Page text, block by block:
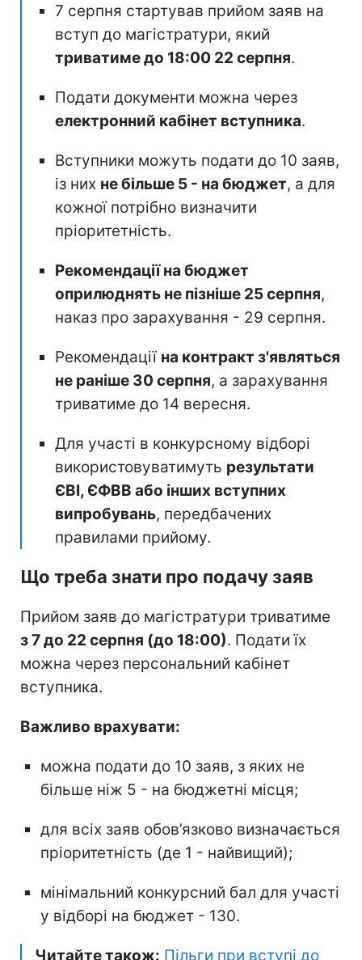
7 серпня стартував прийом заяв на
вступ до магістратури, який
триватиме до 18:00 22 серпня.
Подати документи можна через
електронний кабінет вступника.
Вступники можуть подати до 10 заяв,
із них не більше 5 - на бюджет, а для
кожної потрібно визначити
пріоритетність.
Рекомендації на бюджет
оприлюднять не пізніше 25 серпня,
наказ про зарахування - 29 серпня.
Рекомендації на контракт з'являться
не раніше 30 серпня, а зарахування
триватиме до 14 вересня.
Для участі в конкурсному відборі
використовуватимуть результати
ЄВІ, ЄФВВ або інших вступних
випробувань, передбачених
правилами прийому.
Що треба знати про подачу заяв
Прийом заяв до магістратури триватиме
з 7 до 22 серпня (до 18:00). Подати їх
можна через персональний кабінет
вступника.
Важливо врахувати:
можна подати до 10 заяв, з яких не
більше ніж 5 - на бюджетні місця;
для всіх заяв обов’язково визначається
пріоритетність (де 1 - найвищий);
мінімальний конкурсний бал для участі
у відборі на бюджет - 130.
Читайте також: Пільги при вступі до